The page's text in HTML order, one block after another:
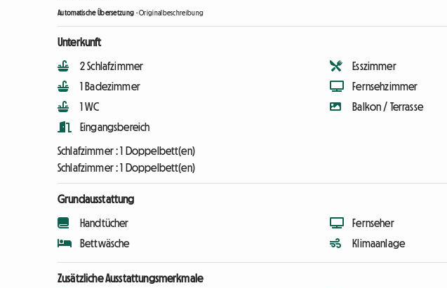
Automatische Übersetzung -Originalbeschreibung
Unterkunft
2 Schlafzimmer
1 Badezimmer
1 WC
Eingangsbereich
Esszimmer
Fernsehzimmer
Balkon / Terrasse
Schlafzimmer :1 Doppelbett(en)
Schlafzimmer :1 Doppelbett(en)
Grundausstattung
Handtücher
Bettwäsche
Fernseher
Klimaanlage
Zusätzliche Ausstattungsmerkmale